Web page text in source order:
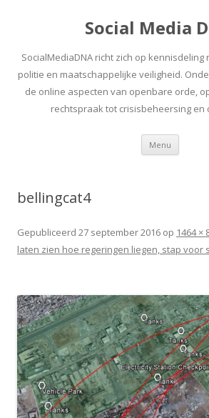
Social Media
SocialMediaDNA richt zich op kennisdeling
politie en maatschappelijke veiligheid.
de online aspecten van openbare orde,
rechtspraak tot crisisbeheersing en
Menu Spring
inhoud
bellingcat4
Gepubliceerd 27 september 2016 op 1464 ×
laten zien hoe regeringen liegen, stap voor